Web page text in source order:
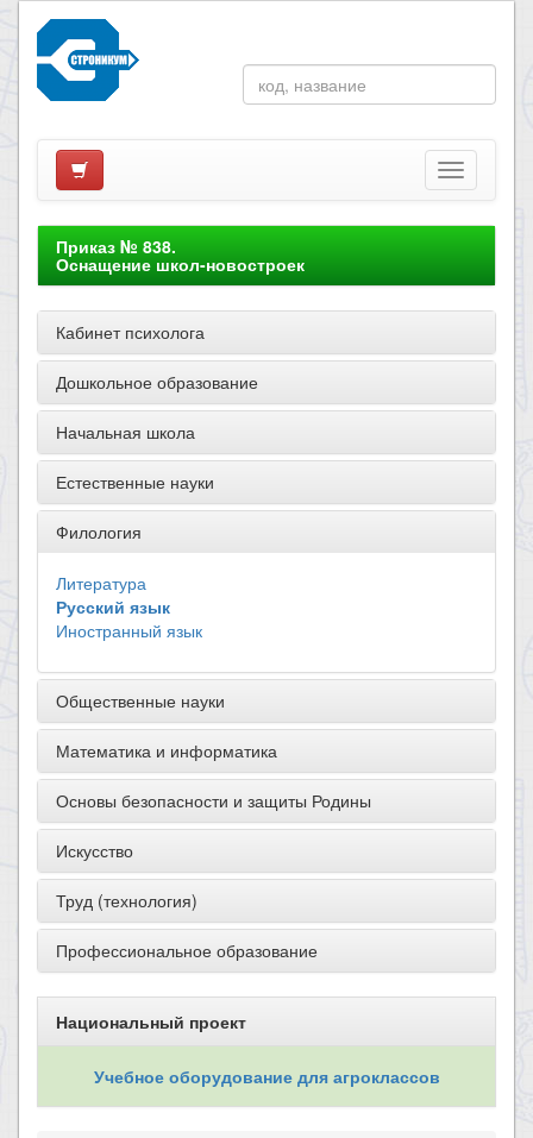
Приказ № 838.
Оснащение школ-новостроек
Кабинет психолога
Дошкольное образование
Начальная школа
Естественные науки
Филология
Литература
Русский язык
Иностранный язык
Общественные науки
Математика и информатика
Основы безопасности и защиты Родины
Искусство
Труд (технология)
Профессиональное образование
Национальный проект
Учебное оборудование для агроклассов